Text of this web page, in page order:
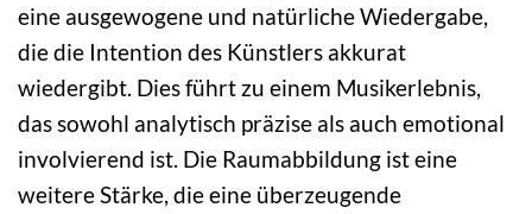
eine ausgewogene und natürliche Wiedergabe,
die die Intention des Künstlers akkurat
wiedergibt. Dies führt zu einem Musikerlebnis,
das sowohl analytisch präzise als auch emotional
involvierend ist. Die Raumabbildung ist eine
weitere Stärke, die eine überzeugende